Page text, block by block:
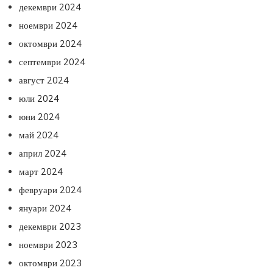
декември 2024
ноември 2024
октомври 2024
септември 2024
август 2024
юли 2024
юни 2024
май 2024
април 2024
март 2024
февруари 2024
януари 2024
декември 2023
ноември 2023
октомври 2023